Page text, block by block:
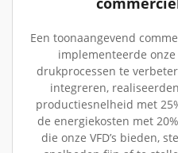
Een toonaangevend
implementeerde
drukprocessen te
integreren,
productiesnelheid met
de energiekosten met
die onze VFD’s bieden,